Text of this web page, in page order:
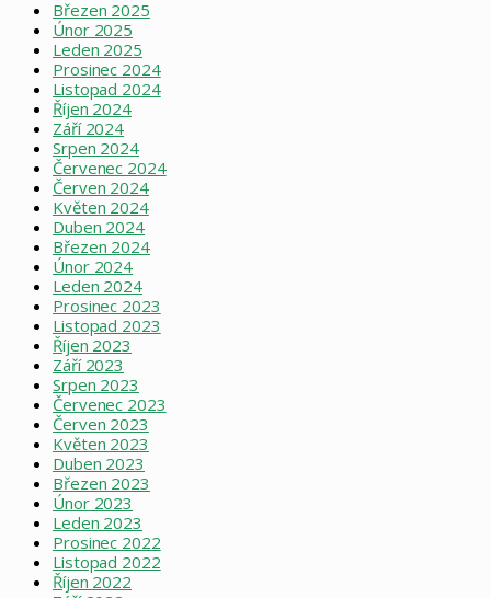
Březen 2025
Únor 2025
Leden 2025
Prosinec 2024
Listopad 2024
Říjen 2024
Září 2024
Srpen 2024
Červenec 2024
Červen 2024
Květen 2024
Duben 2024
Březen 2024
Únor 2024
Leden 2024
Prosinec 2023
Listopad 2023
Říjen 2023
Září 2023
Srpen 2023
Červenec 2023
Červen 2023
Květen 2023
Duben 2023
Březen 2023
Únor 2023
Leden 2023
Prosinec 2022
Listopad 2022
Říjen 2022